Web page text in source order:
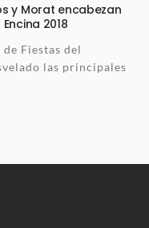
y Morat encabezan
2018
Fiestas del
las principales